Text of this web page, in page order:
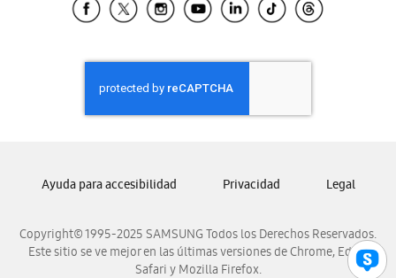
Samsung El Salvador
Samsung Honduras
Samsung Nicaragua
Samsung Panamá
Samsung Venezuela
Copyright© 1995-2025 SAMSUNG Todos los Derechos Reservados.
Este sitio se ve mejor en las últimas versiones de Chrome, Edge,
Safari y Mozilla Firefox.
Ayuda para accesibilidad Privacidad Legal